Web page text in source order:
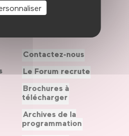
Contactez-nous
Le Forum recrute
Brochures à
télécharger
Archives de la
programmation